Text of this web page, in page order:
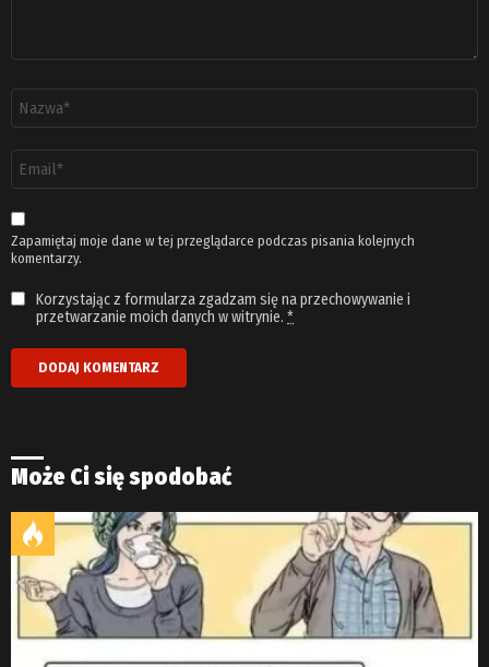
email
*
Zapamiętaj moje dane w tej przeglądarce podczas pisania kolejnych
komentarzy.
Korzystając z formularza zgadzam się na przechowywanie i
przetwarzanie moich danych w witrynie. *
Może Ci się spodobać